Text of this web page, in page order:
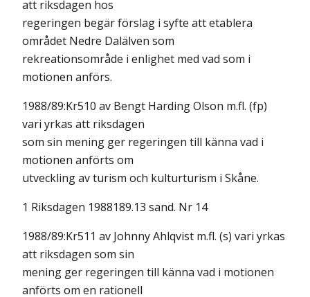
att riksdagen hos
regeringen begär förslag i syfte att etablera
området Nedre Dalälven som
rekreationsområde i enlighet med vad som i
motionen anförs.
1988/89:Kr510 av Bengt Harding Olson m.fl. (fp)
vari yrkas att riksdagen
som sin mening ger regeringen till känna vad i
motionen anförts om
utveckling av turism och kulturturism i Skåne.
1 Riksdagen 1988189.13 sand. Nr 14
1988/89:Kr511 av Johnny Ahlqvist m.fl. (s) vari yrkas
att riksdagen som sin
mening ger regeringen till känna vad i motionen
anförts om en rationell